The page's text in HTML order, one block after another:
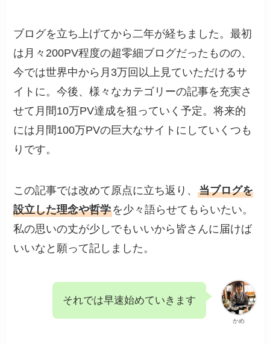
ブログを立ち上げてから二年が経ちました。最初
は月々200PV程度の超零細ブログだったものの、
今では世界中から月3万回以上見ていただけるサ
イトに。今後、様々なカテゴリーの記事を充実さ
せて月間10万PV達成を狙っていく予定。将来的
には月間100万PVの巨大なサイトにしていくつも
りです。
この記事では改めて原点に立ち返り、当ブログを
設立した理念や哲学を少々語らせてもらいたい。
私の思いの丈が少しでもいいから皆さんに届けば
いいなと願って記しました。
かめ
それでは早速始めていきます